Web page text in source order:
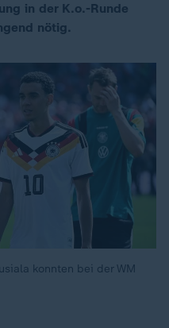
in der K.o.-Runde
nötig.
konnten bei der WM